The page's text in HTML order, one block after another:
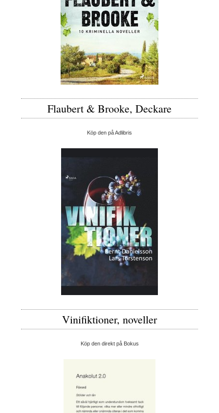
Flaubert & Brooke, Deckare
Köp den på Adlibris
Vinifiktioner, noveller
Köp den direkt på Bokus